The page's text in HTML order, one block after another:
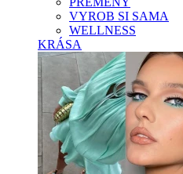
VYROB SI SAMA
WELLNESS
KRÁSA